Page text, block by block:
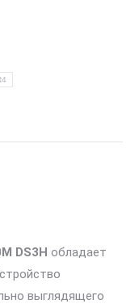
DS3H обладает
выглядящего